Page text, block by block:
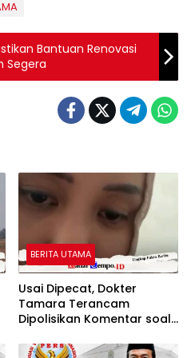
Bantuan Renovasi
Segera
BERITA UTAMA
Usai Dipecat, Dokter
Tamara Terancam
Dipolisikan Komentar soal
Empati